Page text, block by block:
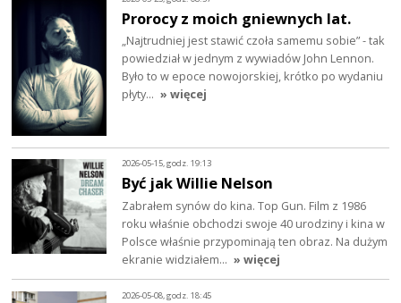
Prorocy z moich gniewnych lat.
„Najtrudniej jest stawić czoła samemu sobie” - tak
powiedział w jednym z wywiadów John Lennon.
Było to w epoce nowojorskiej, krótko po wydaniu
płyty… » więcej
2026-05-15, godz. 19:13
Być jak Willie Nelson
Zabrałem synów do kina. Top Gun. Film z 1986
roku właśnie obchodzi swoje 40 urodziny i kina w
Polsce właśnie przypominają ten obraz. Na dużym
ekranie widziałem… » więcej
2026-05-08, godz. 18:45